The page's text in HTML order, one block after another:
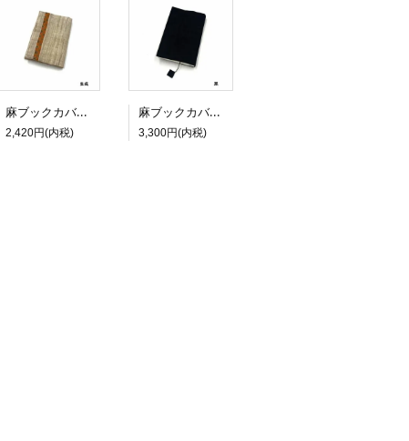
麻ブックカバー（文庫サイズ）ライン柄入り
2,420円(内税)
麻ブックカバー（新書サイズ）無地
3,300円(内税)